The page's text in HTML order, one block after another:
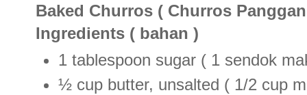
Baked Churros ( Churros
Ingredients ( bahan )
1 tablespoon sugar ( 1 sendok
½ cup butter, unsalted ( 1/2 cup